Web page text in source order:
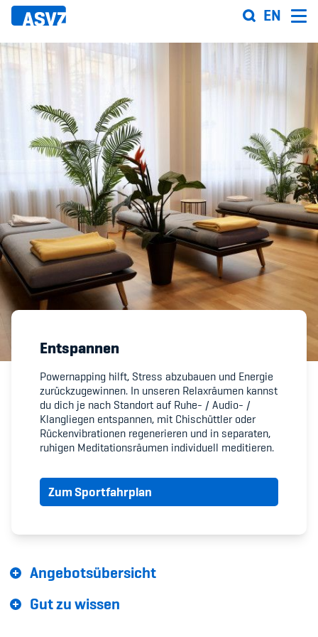
Direkt
zum
EN
Sportfahrplan
Sportarten
Sportanlagen
Events
ASVZ@home
Member's Manual / FAQ
Fairplay
Teilnahmeberechtigung
Diversität & Inklusion
Entspannen
Powernapping hilft, Stress abzubauen und Energie
zurückzugewinnen. In unseren Relaxräumen kannst
du dich je nach Standort auf Ruhe- / Audio- /
Klangliegen entspannen, mit Chischüttler oder
Rückenvibrationen regenerieren und in separaten,
ruhigen Meditationsräumen individuell meditieren.
Zum Sportfahrplan
Angebotsübersicht
Gut zu wissen